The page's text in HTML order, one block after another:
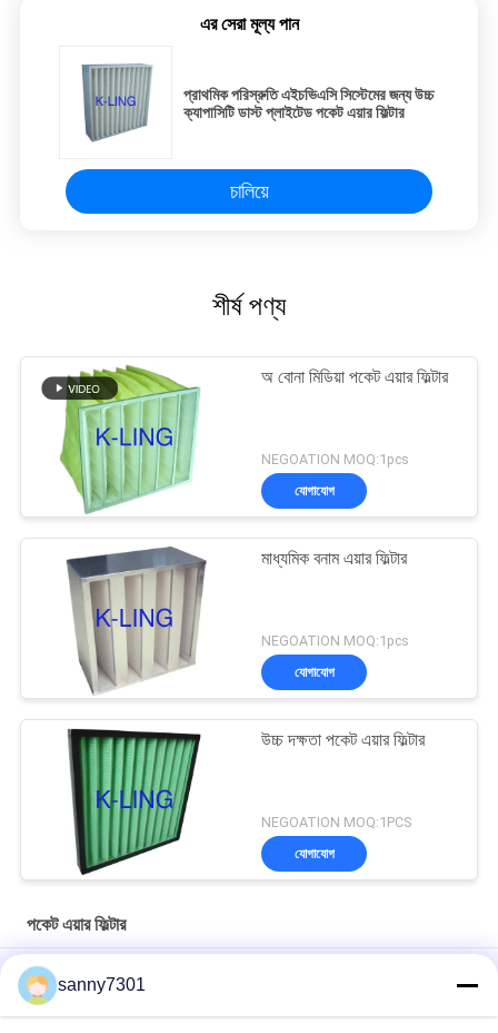
এর সেরা মূল্য পান
প্রাথমিক পরিস্রুতি এইচভিএসি সিস্টেমের জন্য উচ্চ
ক্যাপাসিটি ডাস্ট প্লাইটেড পকেট এয়ার ফিল্টার
চালিয়ে
শীর্ষ পণ্য
অ বোনা মিডিয়া পকেট এয়ার ফিল্টার
NEGOATION MOQ:1pcs
যোগাযোগ
মাধ্যমিক বনাম এয়ার ফিল্টার
NEGOATION MOQ:1pcs
যোগাযোগ
উচ্চ দক্ষতা পকেট এয়ার ফিল্টার
NEGOATION MOQ:1PCS
যোগাযোগ
পকেট এয়ার ফিল্টার
হাসপাতালে / খাদ্য শিল্পগুলিতে শীতাতপ নিয়ন্ত্রণের জন্য সিন্থেটিক এএইচইউ ব্যাগ ফিল্টার
এইচভিএসি সিস্টেম গ্লাস ফাইবার মাল্টি - পকেট এয়ার ফিল্টার এফ 6 - গ্রিনহাউসের জন্য এফ
sanny7301